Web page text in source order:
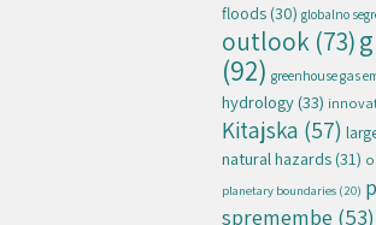
floods (30) globalno
outlook (73)
(92) greenhouse gas
hydrology(33)
Kitajska (57)
natural hazards (31)
planetary boundaries (20)
spremembe (53)